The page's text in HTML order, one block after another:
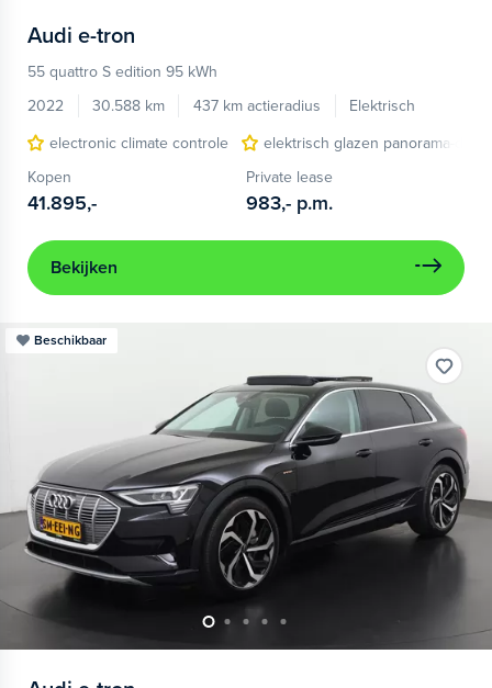
Audi e-tron
55 quattro S edition 95 kWh
2022
30.588 km 437 km actieradius
Elektrisch
electronic climate controle
elektrisch glazen panorama-dak
Kopen
41.895,-
Private lease
983,- p.m.
Bekijken
Beschikbaar